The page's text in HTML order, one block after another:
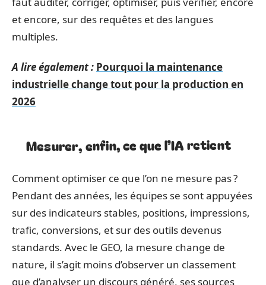
et encore, sur des requêtes et des langues
multiples.
A lire également : Pourquoi la maintenance
industrielle change tout pour la production en
2026
Mesurer, enfin, ce que l’IA retient
Comment optimiser ce que l’on ne mesure pas ?
Pendant des années, les équipes se sont appuyées
sur des indicateurs stables, positions, impressions,
trafic, conversions, et sur des outils devenus
standards. Avec le GEO, la mesure change de
nature, il s’agit moins d’observer un classement
que d’analyser un discours généré, ses sources